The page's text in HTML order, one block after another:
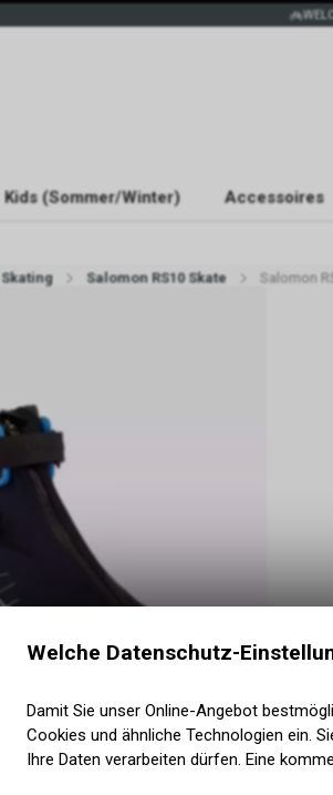
Kids (Sommer/Winter) Accessoires
Skating Salomon RS10 Skate Salomon
Welche Datenschutz-
Damit Sie unser Online-Angebot
Cookies und ähnliche Technologien ein.
Ihre Daten verarbeiten dürfen. Eine